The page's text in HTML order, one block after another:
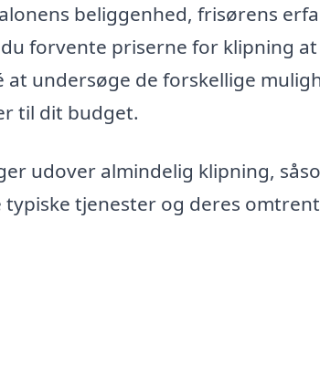
beliggenhed, frisørens
forvente priserne for klipning
at undersøge de forskellige
til dit budget.
udover almindelig klipning,
tjenester og deres